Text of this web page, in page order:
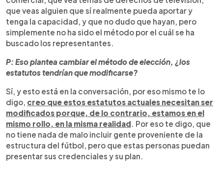
que veas alguien que sí realmente pueda aportar y
tenga la capacidad, y que no dudo que hayan, pero
simplemente no ha sido el método por el cuál se ha
buscado los representantes.
P: Eso plantea cambiar el método de elección, ¿los
estatutos tendrían que modificarse?
Sí, y esto está en la conversación, por eso mismo te lo
digo, creo que estos estatutos actuales necesitan ser
modificados porque, de lo contrario, estamos en el
mismo rollo, en la misma realidad. Por eso te digo, que
no tiene nada de malo incluir gente proveniente de la
estructura del fútbol, pero que estas personas puedan
presentar sus credenciales y su plan.